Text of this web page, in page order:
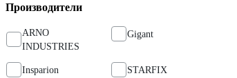
Производители
ARNO
INDUSTRIES
Gigant
Insparion STARFIX